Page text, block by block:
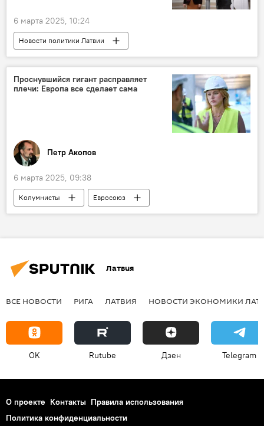
6 марта 2025, 10:24
Новости политики Латвии
Эдгарс Ринкевичс
Эвика Силиня
Проснувшийся гигант расправляет
плечи: Европа все сделает сама
Петр Акопов
6 марта 2025, 09:38
Колумнисты Евросоюз
Латвия
ВСЕ НОВОСТИ РИГА ЛАТВИЯ НОВОСТИ ЭКОНОМИКИ
OK Rutube Дзен Telegram
О проекте Контакты Правила использования
Политика конфиденциальности